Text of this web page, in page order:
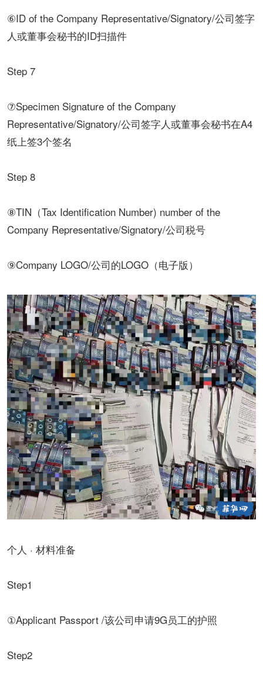
⑥ID of the Company Representative/Signatory/公司签字
人或董事会秘书的ID扫描件
Step 7
⑦Specimen Signature of the Company
Representative/Signatory/公司签字人或董事会秘书在A4
纸上签3个签名
Step 8
⑧TIN（Tax Identification Number) number of the
Company Representative/Signatory/公司税号
⑨Company LOGO/公司的LOGO（电子版）
个人 · 材料准备
Step1
①Applicant Passport /该公司申请9G员工的护照
Step2